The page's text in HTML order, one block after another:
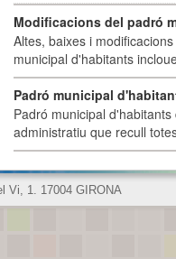
Modificacions del padró
Altes, baixes i
municipal d'habitants
Padró municipal
Padró municipal
administratiu que recull
Vi, 1. 17004 GIRONA